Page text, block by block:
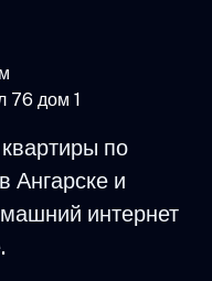
76 дом 1
по
Ангарске и
интернет